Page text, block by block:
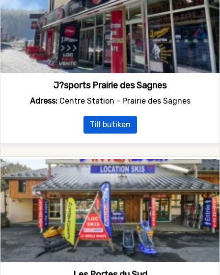
J?sports Prairie des Sagnes
Adress:Centre Station - Prairie des Sagnes
Till butiken